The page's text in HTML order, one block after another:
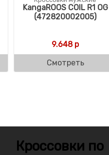
KangaROOS COIL R1 OG
(472820002005)
9.648р
Смотреть
Кроссовки по